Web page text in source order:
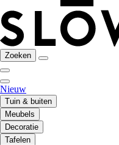
Zoeken
Nieuw
Tuin & buiten
Meubels
Decoratie
Tafelen